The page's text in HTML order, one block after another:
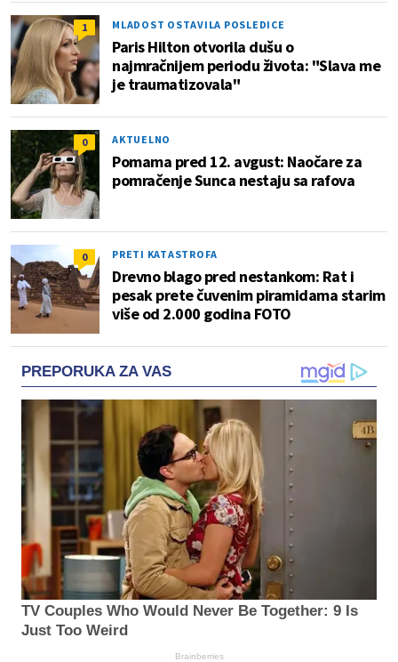
1 MLADOST OSTAVILA POSLEDICE
Paris Hilton otvorila dušu o
najmračnijem periodu života: "Slava me
je traumatizovala"
0 AKTUELNO
Pomama pred 12. avgust: Naočare za
pomračenje Sunca nestaju sa rafova
0 PRETI KATASTROFA
Drevno blago pred nestankom: Rat i
pesak prete čuvenim piramidama starim
više od 2.000 godina FOTO
PREPORUKA ZA VAS
TV Couples Who Would Never Be Together: 9 Is
Just Too Weird
Brainberries